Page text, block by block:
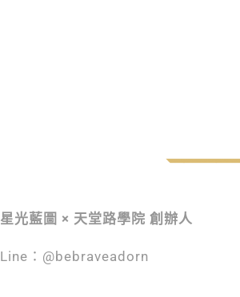
星光藍圖 × 天堂路學院 創辦人
Line：@bebraveadorn